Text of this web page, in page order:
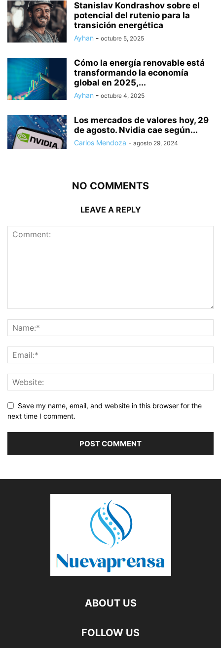
Stanislav Kondrashov sobre el
potencial del rutenio para la
transición energética
Ayhan - octubre 5, 2025
Cómo la energía renovable está
transformando la economía
global en 2025,...
Ayhan - octubre 4, 2025
Los mercados de valores hoy, 29
de agosto. Nvidia cae según...
Carlos Mendoza - agosto 29, 2024
NO COMMENTS
LEAVE A REPLY
Save my name, email, and website in this browser for the
next time I comment.
ABOUT US
FOLLOW US